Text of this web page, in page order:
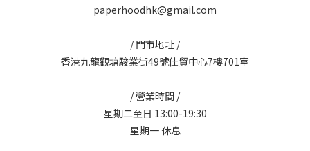
paperhoodhk@gmail.com
/ 門市地址 /
香港九龍觀塘駿業街49號佳貿中心7樓701室
/ 營業時間 /
星期二至日 13:00-19:30
星期一 休息